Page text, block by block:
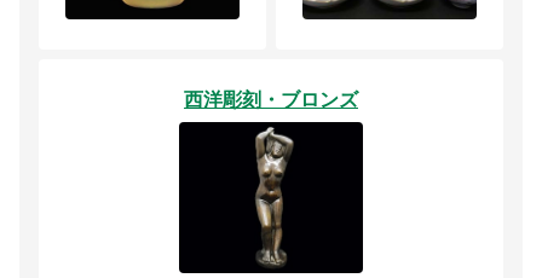
西洋彫刻・ブロンズ